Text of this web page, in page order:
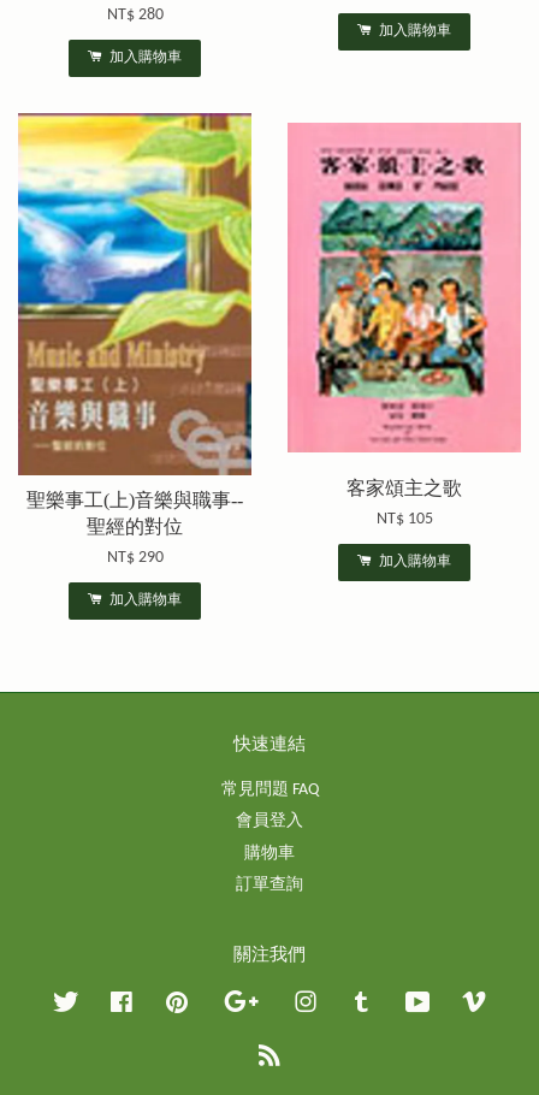
NT$ 280
加入購物車
加入購物車
聖樂事工(上)音樂與職事--
聖經的對位
NT$ 290
加入購物車
客家頌主之歌
NT$ 105
加入購物車
快速連結
常見問題 FAQ
會員登入
購物車
訂單查詢
關注我們
Twitter Facebook Pinterest Google InstagramTumblr YouTube